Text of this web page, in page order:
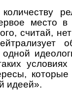
место
считай,
условиях
идеей».